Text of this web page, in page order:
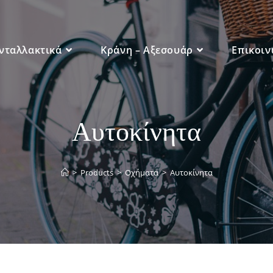
Κράνη – Αξεσουάρ
Αυτοκίνητα
> Products > Οχήματα > Αυτοκίνητα